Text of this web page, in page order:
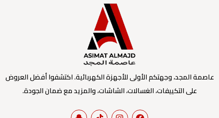
عاصمة المجد، وجهتكم الأولى للأجهزة الكهربائية. اكتشفوا أفضل العروض
على التكييفات، الغسالات، الشاشات، والمزيد مع ضمان الجودة.